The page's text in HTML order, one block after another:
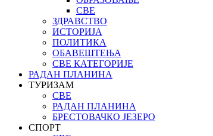
СВЕ
ЗДРАВСТВО
ИСТОРИЈА
ПОЛИТИКА
ОБАВЕШТЕЊА
СВЕ КАТЕГОРИЈЕ
РАДАН ПЛАНИНА
ТУРИЗАМ
СВЕ
РАДАН ПЛАНИНА
БРЕСТОВАЧКО ЈЕЗЕРО
СПОРТ